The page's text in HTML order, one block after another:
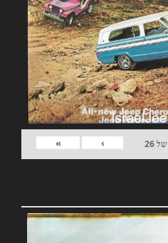
של26
›
»